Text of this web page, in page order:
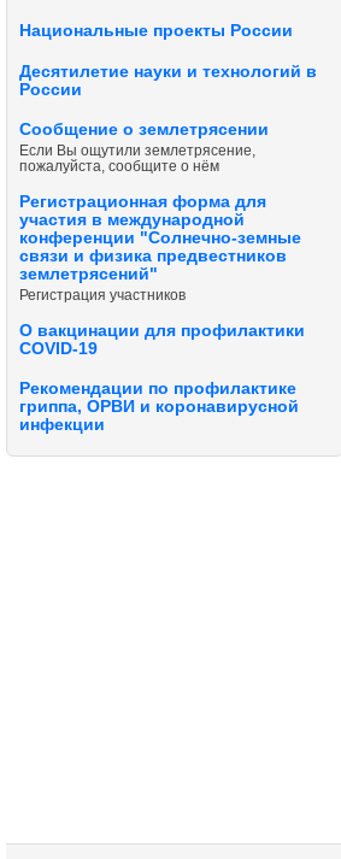
Национальные проекты России
Десятилетие науки и технологий в
России
Сообщение о землетрясении
Если Вы ощутили землетрясение,
пожалуйста, сообщите о нём
Регистрационная форма для
участия в международной
конференции "Солнечно-земные
связи и физика предвестников
землетрясений"
Регистрация участников
О вакцинации для профилактики
COVID-19
Рекомендации по профилактике
гриппа, ОРВИ и коронавирусной
инфекции